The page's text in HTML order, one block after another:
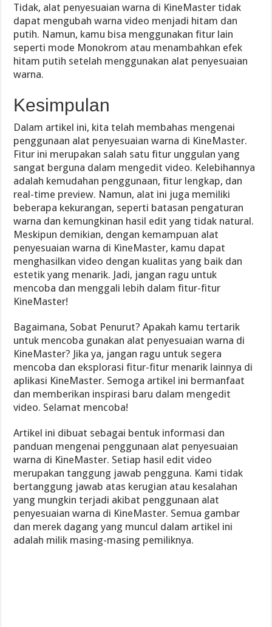
Tidak, alat penyesuaian warna di KineMaster tidak
dapat mengubah warna video menjadi hitam dan
putih. Namun, kamu bisa menggunakan fitur lain
seperti mode Monokrom atau menambahkan efek
hitam putih setelah menggunakan alat penyesuaian
warna.
Kesimpulan
Dalam artikel ini, kita telah membahas mengenai
penggunaan alat penyesuaian warna di KineMaster.
Fitur ini merupakan salah satu fitur unggulan yang
sangat berguna dalam mengedit video. Kelebihannya
adalah kemudahan penggunaan, fitur lengkap, dan
real-time preview. Namun, alat ini juga memiliki
beberapa kekurangan, seperti batasan pengaturan
warna dan kemungkinan hasil edit yang tidak natural.
Meskipun demikian, dengan kemampuan alat
penyesuaian warna di KineMaster, kamu dapat
menghasilkan video dengan kualitas yang baik dan
estetik yang menarik. Jadi, jangan ragu untuk
mencoba dan menggali lebih dalam fitur-fitur
KineMaster!
Bagaimana, Sobat Penurut? Apakah kamu tertarik
untuk mencoba gunakan alat penyesuaian warna di
KineMaster? Jika ya, jangan ragu untuk segera
mencoba dan eksplorasi fitur-fitur menarik lainnya di
aplikasi KineMaster. Semoga artikel ini bermanfaat
dan memberikan inspirasi baru dalam mengedit
video. Selamat mencoba!
Artikel ini dibuat sebagai bentuk informasi dan
panduan mengenai penggunaan alat penyesuaian
warna di KineMaster. Setiap hasil edit video
merupakan tanggung jawab pengguna. Kami tidak
bertanggung jawab atas kerugian atau kesalahan
yang mungkin terjadi akibat penggunaan alat
penyesuaian warna di KineMaster. Semua gambar
dan merek dagang yang muncul dalam artikel ini
adalah milik masing-masing pemiliknya.